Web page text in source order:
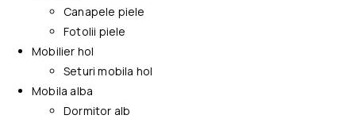
Canapele piele
Fotolii piele
Mobilier hol
Seturi mobila hol
Mobila alba
Dormitor alb